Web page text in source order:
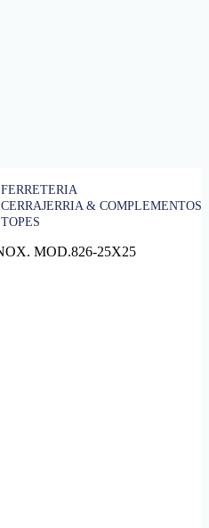
FERRETERIA
CERRAJERRIA & COMPLEMENTOS
TOPES